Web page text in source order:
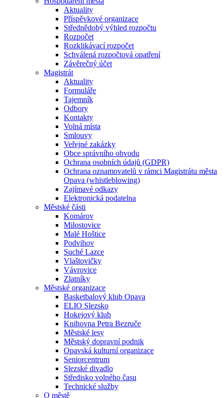
Aktuality
Příspěvkové organizace
Střednědobý výhled rozpočtu
Rozpočet
Rozklikávací rozpočet
Schválená rozpočtová opatření
Závěrečný účet
Magistrát
Aktuality
Formuláře
Tajemník
Odbory
Kontakty
Volná místa
Smlouvy
Veřejné zakázky
Obce správního obvodu
Ochrana osobních údajů (GDPR)
Ochrana oznamovatelů v rámci Magistrátu města
Opava (whistleblowing)
Zajímavé odkazy
Elektronická podatelna
Městské části
Komárov
Milostovice
Malé Hoštice
Podvihov
Suché Lazce
Vlaštovičky
Vávrovice
Zlatníky
Městské organizace
Basketbalový klub Opava
ELIO Slezsko
Hokejový klub
Knihovna Petra Bezruče
Městské lesy
Městský dopravní podnik
Opavská kulturní organizace
Seniorcentrum
Slezské divadlo
Středisko volného času
Technické služby
O městě